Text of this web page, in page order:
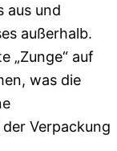
aus und
außerhalb.
„Zunge“ auf
was die
Verpackung